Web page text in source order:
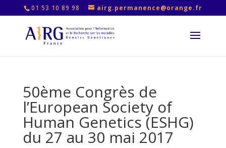
01 53 10 89 98 airg.permanence@orange.fr
50ème Congrès de
l’European Society of
Human Genetics (ESHG)
du 27 au 30 mai 2017